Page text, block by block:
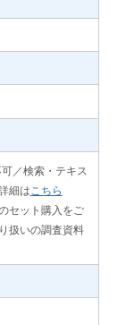
／検索・テキス
細は こちら
セット購入をご
扱いの調査資料